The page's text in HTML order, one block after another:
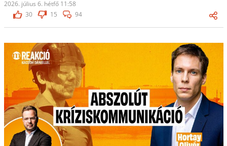
2026. július 6. hétfő 11:58
30
15 94